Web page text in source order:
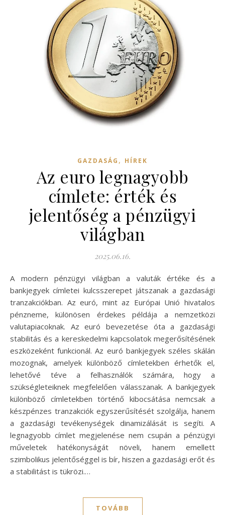
GAZDASÁG , HÍREK
Az euro legnagyobb
címlete: érték és
jelentőség a pénzügyi
világban
2025.06.16.
A modern pénzügyi világban a valuták értéke és a
bankjegyek címletei kulcsszerepet játszanak a gazdasági
tranzakciókban. Az euró, mint az Európai Unió hivatalos
pénzneme, különösen érdekes példája a nemzetközi
valutapiacoknak. Az euró bevezetése óta a gazdasági
stabilitás és a kereskedelmi kapcsolatok megerősítésének
eszközeként funkcionál. Az euró bankjegyek széles skálán
mozognak, amelyek különböző címletekben érhetők el,
lehetővé téve a felhasználók számára, hogy a
szükségleteiknek megfelelően válasszanak. A bankjegyek
különböző címletekben történő kibocsátása nemcsak a
készpénzes tranzakciók egyszerűsítését szolgálja, hanem
a gazdasági tevékenységek dinamizálását is segíti. A
legnagyobb címlet megjelenése nem csupán a pénzügyi
műveletek hatékonyságát növeli, hanem emellett
szimbolikus jelentőséggel is bír, hiszen a gazdasági erőt és
a stabilitást is tükrözi.…
TOVÁBB